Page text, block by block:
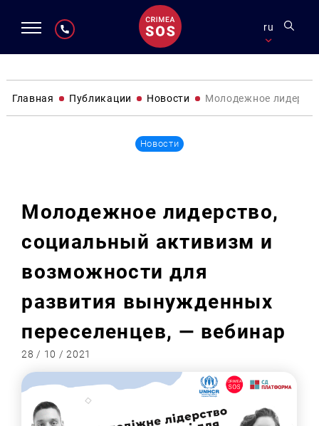
ru
Главная Публикации Новости Молодежное
Новости
Молодежное лидерство,
социальный активизм и
возможности для
развития вынужденных
переселенцев, — вебинар
28 / 10 / 2021